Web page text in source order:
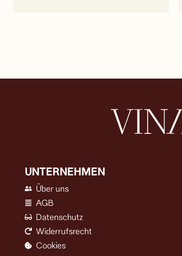
UNTERNEHMEN
Über uns
AGB
Datenschutz
Widerrufsrecht
Cookies